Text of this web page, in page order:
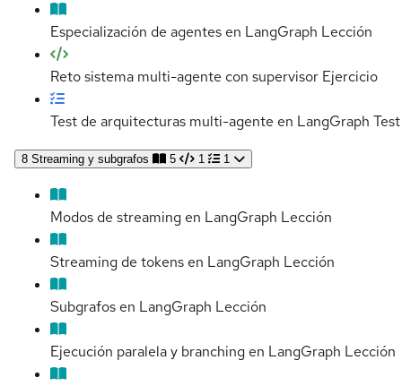
Especialización de agentes en LangGraph Lección
Reto sistema multi-agente con supervisor Ejercicio
Test de arquitecturas multi-agente en LangGraph Test
8 Streaming y subgrafos 5 1 1
Modos de streaming en LangGraph Lección
Streaming de tokens en LangGraph Lección
Subgrafos en LangGraph Lección
Ejecución paralela y branching en LangGraph Lección